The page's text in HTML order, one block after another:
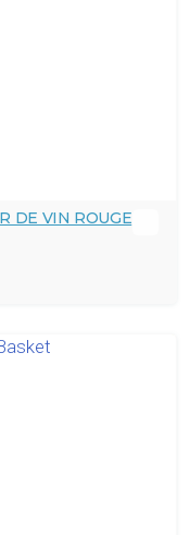
DE VIN ROUGE